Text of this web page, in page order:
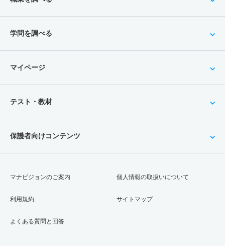
学問を調べる
マイページ
テスト・教材
保護者向けコンテンツ
マナビジョンのご案内
利用規約
よくある質問と回答
個人情報の取扱いについて
サイトマップ